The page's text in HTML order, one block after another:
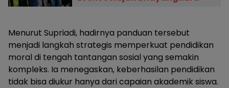
Menurut Supriadi, hadirnya panduan tersebut
menjadi langkah strategis memperkuat pendidikan
moral di tengah tantangan sosial yang semakin
kompleks. Ia menegaskan, keberhasilan pendidikan
tidak bisa diukur hanya dari capaian akademik siswa.